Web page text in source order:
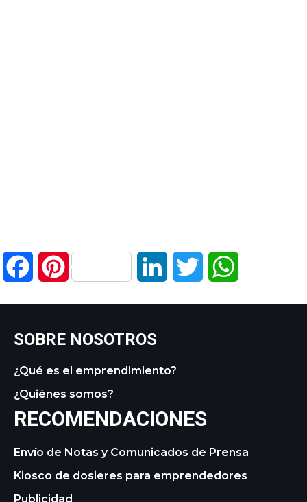
FacebookPinterest LinkedIn Twitter
SOBRE NOSOTROS
¿Qué es el emprendimiento?
¿Quiénes somos?
RECOMENDACIONES
Envío de Notas y Comunicados de Prensa
Kiosco de dosieres para emprendedores
Publicidad